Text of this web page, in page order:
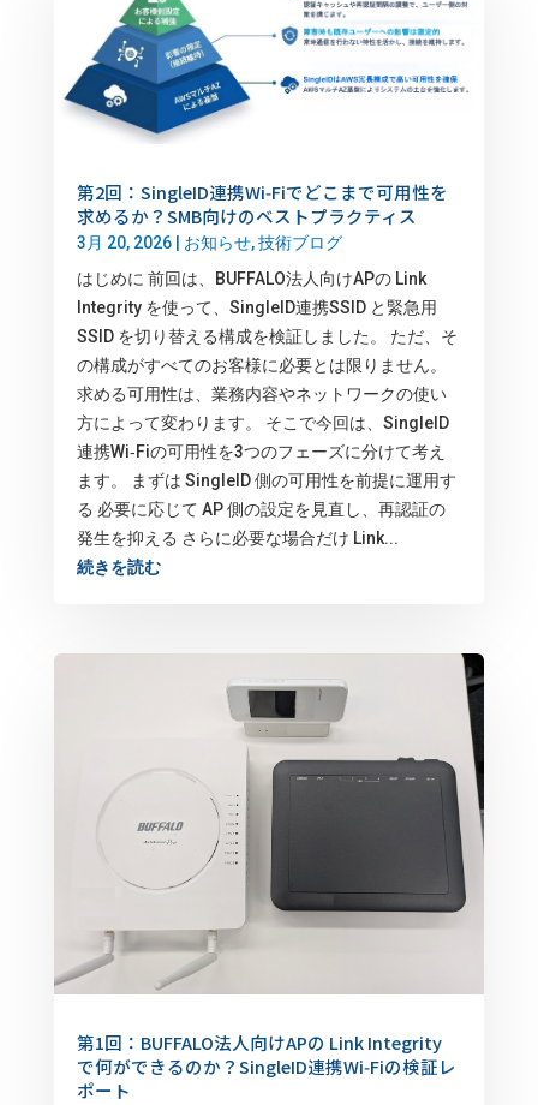
第2回：SingleID連携Wi‑Fiでどこまで可用性を
求めるか？SMB向けのベストプラクティス
3月 20, 2026| お知らせ,技術ブログ
はじめに 前回は、BUFFALO法人向けAPの Link
Integrity を使って、SingleID連携SSID と緊急用
SSID を切り替える構成を検証しました。 ただ、そ
の構成がすべてのお客様に必要とは限りません。
求める可用性は、業務内容やネットワークの使い
方によって変わります。 そこで今回は、SingleID
連携Wi‑Fiの可用性を3つのフェーズに分けて考え
ます。 まずは SingleID 側の可用性を前提に運用す
る 必要に応じて AP 側の設定を見直し、再認証の
発生を抑える さらに必要な場合だけ Link...
続きを読む
第1回：BUFFALO法人向けAPの Link Integrity
で何ができるのか？SingleID連携Wi‑Fiの検証レ
ポート